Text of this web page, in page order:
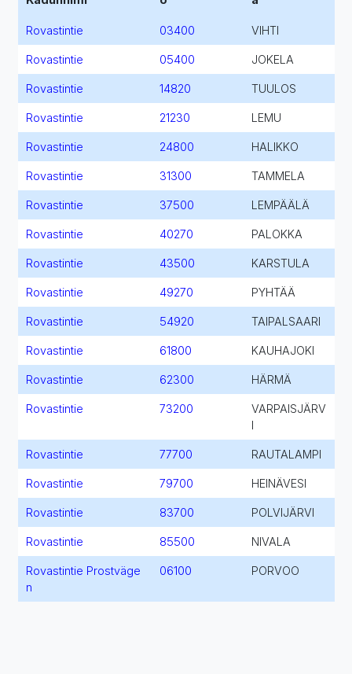
Rovastintie 03400 VIHTI
Rovastintie 05400 JOKELA
Rovastintie 14820 TUULOS
Rovastintie 21230 LEMU
Rovastintie 24800 HALIKKO
Rovastintie 31300 TAMMELA
Rovastintie 37500 LEMPÄÄLÄ
Rovastintie 40270 PALOKKA
Rovastintie 43500 KARSTULA
Rovastintie 49270 PYHTÄÄ
Rovastintie 54920 TAIPALSAARI
Rovastintie 61800 KAUHAJOKI
Rovastintie 62300 HÄRMÄ
Rovastintie 73200
VARPAISJÄRV
Rovastintie 77700 RAUTALAMPI
Rovastintie 79700 HEINÄVESI
Rovastintie 83700 POLVIJÄRVI
Rovastintie 85500 NIVALA
Rovastintie Prostväge
n
06100 PORVOO